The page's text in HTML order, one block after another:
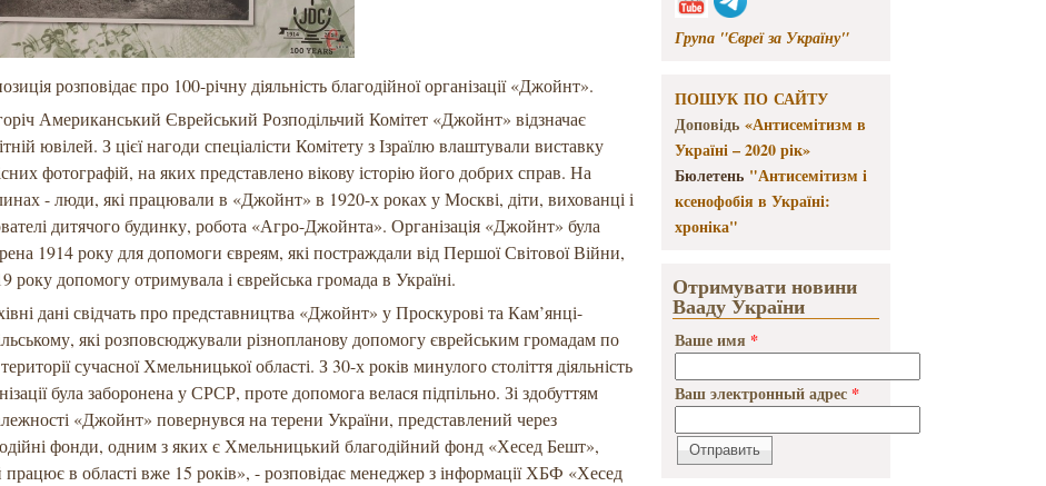
розповідає про 100-річну діяльність благодійної організації «Джойнт».
Американський Єврейський Розподільчий Комітет «Джойнт» відзначає
ювілей. З цієї нагоди спеціалісти Комітету з Ізраїлю влаштували виставку
фотографій, на яких представлено вікову історію його добрих справ. На
- люди, які працювали в «Джойнт» в 1920-х роках у Москві, діти, вихованці і
дитячого будинку, робота «Агро-Джойнта». Організація «Джойнт» була
1914 року для допомоги євреям, які постраждали від Першої Світової Війни,
року допомогу отримувала і єврейська громада в Україні.
дані свідчать про представництва «Джойнт» у Проскурові та Кам’янці-
які розповсюджували різнопланову допомогу єврейським громадам по
сучасної Хмельницької області. З 30-х років минулого століття діяльність
була заборонена у СРСР, проте допомога велася підпільно. Зі здобуттям
«Джойнт» повернувся на терени України, представлений через
фонди, одним з яких є Хмельницький благодійний фонд «Хесед Бешт»,
працює в області вже 15 років», - розповідає менеджер з інформації ХБФ «Хесед
Група "Євреї за Україну"
ПОШУК ПО САЙТУ
Доповідь «Антисемітизм в
Україні – 2020 рік»
Бюлетень "Антисемітизм і
ксенофобія в Україні:
хроніка"
Отримувати новини
Вааду України
Ваше имя *
Ваш электронный адрес *